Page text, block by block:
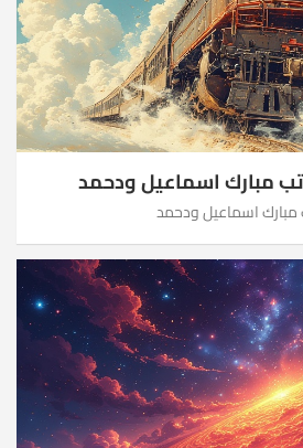
مبارك اسماعيل ودحمد
مبارك اسماعيل ودحمد